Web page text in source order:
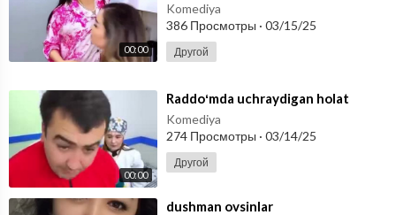
00:00
Komediya
386 Просмотры · 03/15/25
Другой
00:00
⁣Raddoʻmda uchraydigan holat
Komediya
274 Просмотры · 03/14/25
Другой
⁣dushman ovsinlar